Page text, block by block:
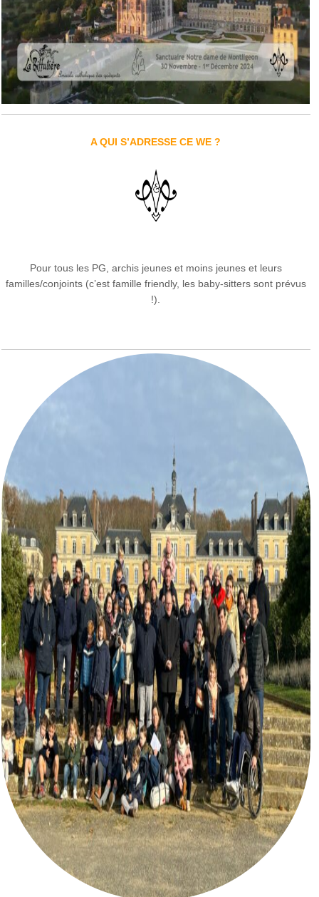
A QUI S’ADRESSE CE WE ?
Pour tous les PG, archis jeunes et moins jeunes et leurs
familles/conjoints (c’est famille friendly, les baby-sitters sont prévus
!).